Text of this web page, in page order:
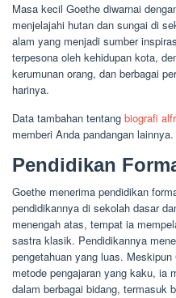
Masa kecil Goethe diwarnai
menjelajahi hutan dan sungai di
alam yang menjadi sumber
terpesona oleh kehidupan kota,
kerumunan orang, dan berbagai
harinya.
Data tambahan tentang biografi
memberi Anda pandangan lainnya.
Pendidikan
Goethe menerima pendidikan
pendidikannya di sekolah dasar
menengah atas, tempat ia
sastra klasik. Pendidikannya
pengetahuan yang luas.
metode pengajaran yang kaku, ia
dalam berbagai bidang, termasuk